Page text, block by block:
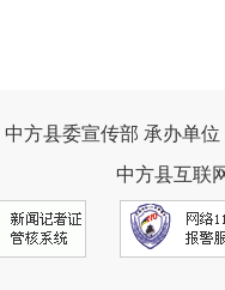
中方县委宣传部 承办单
中方县互联